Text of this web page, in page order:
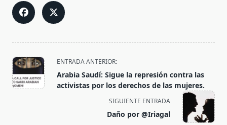
<span
class="nav-
subtitle
ENTRADA ANTERIOR:
Arabia Saudí: Sigue la represión contra las
activistas por los derechos de las mujeres.
SIGUIENTE ENTRADA
Daño por @Iriagal